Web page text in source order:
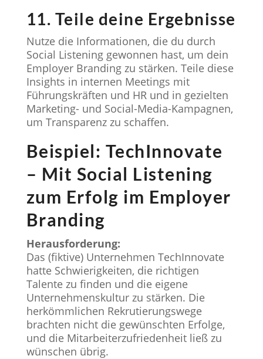
11. Teile deine Ergebnisse
Nutze die Informationen, die du durch
Social Listening gewonnen hast, um dein
Employer Branding zu stärken. Teile diese
Insights in internen Meetings mit
Führungskräften und HR und in gezielten
Marketing- und Social-Media-Kampagnen,
um Transparenz zu schaffen.
Beispiel: TechInnovate
– Mit Social Listening
zum Erfolg im Employer
Branding
Herausforderung:
Das (fiktive) Unternehmen TechInnovate
hatte Schwierigkeiten, die richtigen
Talente zu finden und die eigene
Unternehmenskultur zu stärken. Die
herkömmlichen Rekrutierungswege
brachten nicht die gewünschten Erfolge,
und die Mitarbeiterzufriedenheit ließ zu
wünschen übrig.